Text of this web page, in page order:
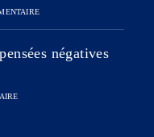
négatives